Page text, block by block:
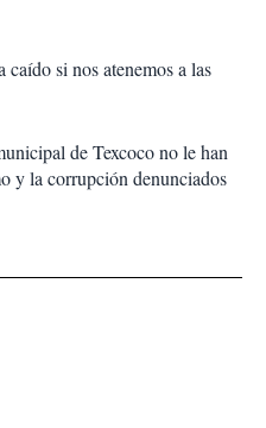
si nos atenemos a las
de Texcoco no le han
y la corrupción denunciados